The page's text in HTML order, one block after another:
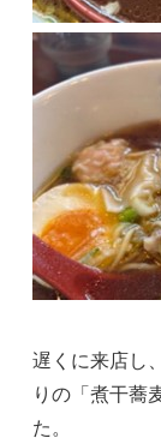
遅くに来店し
りの「煮干蕎
た。